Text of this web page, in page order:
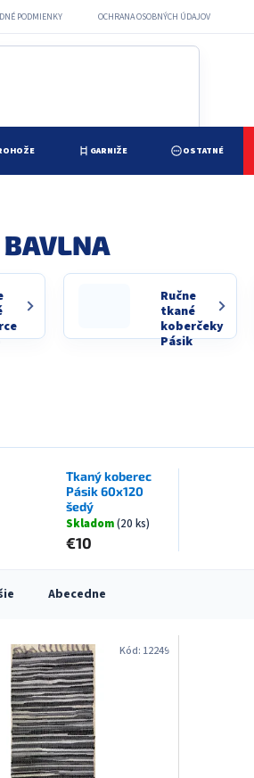
PODMIENKY OCHRANA OSOBNÝCH ÚDAJOV
GARNIŽE OSTATNÉ
BAVLNA
Ručne
tkané
koberčeky
Pásik
Tkaný koberec
Pásik 60x120
šedý
Skladom(20 ks)
€10
Abecedne
Kód: 12249